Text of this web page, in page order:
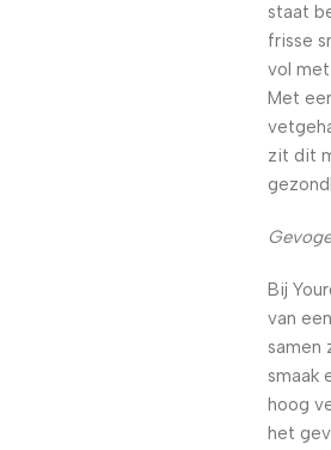
staat
frisse
vol
Met
zit dit
Bij
van
samen
smaak
hoog
het